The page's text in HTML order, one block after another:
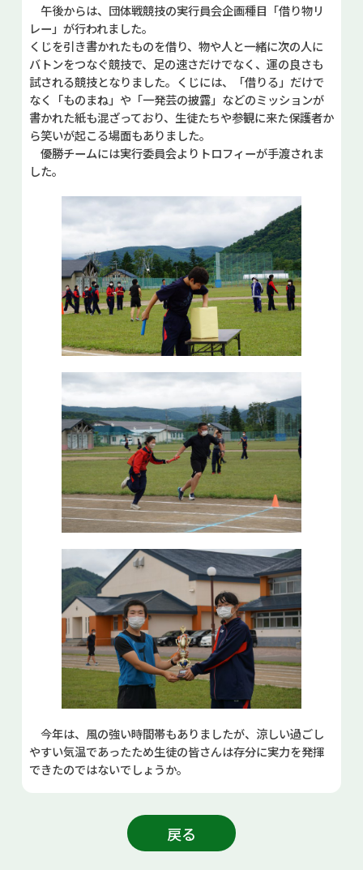
午後からは、団体戦競技の実行員会企画種目「借り物リ
レー」が行われました。
くじを引き書かれたものを借り、物や人と一緒に次の人に
バトンをつなぐ競技で、足の速さだけでなく、運の良さも
試される競技となりました。くじには、「借りる」だけで
なく「ものまね」や「一発芸の披露」などのミッションが
書かれた紙も混ざっており、生徒たちや参観に来た保護者か
ら笑いが起こる場面もありました。
優勝チームには実行委員会よりトロフィーが手渡されま
した。
今年は、風の強い時間帯もありましたが、涼しい過ごし
やすい気温であったため生徒の皆さんは存分に実力を発揮
できたのではないでしょうか。
戻る